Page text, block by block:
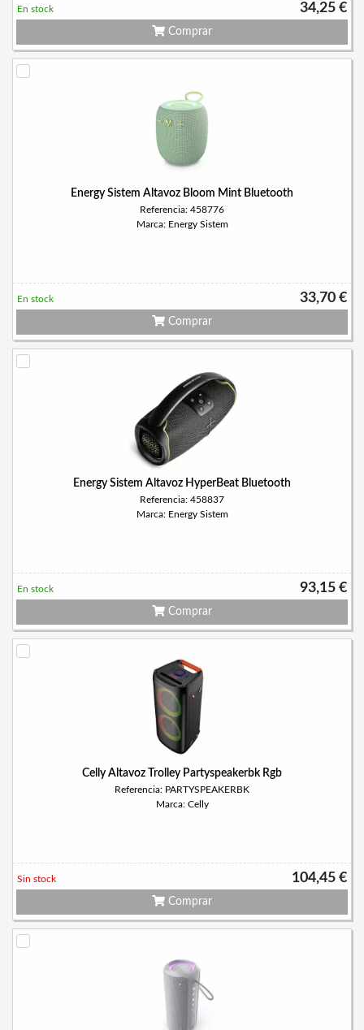
34,25 €
En stock
Comprar
Energy Sistem Altavoz Bloom Mint Bluetooth
Referencia: 458776
Marca: Energy Sistem
33,70 €
En stock
Comprar
Energy Sistem Altavoz HyperBeat Bluetooth
Referencia: 458837
Marca: Energy Sistem
93,15 €
En stock
Comprar
Celly Altavoz Trolley Partyspeakerbk Rgb
Referencia: PARTYSPEAKERBK
Marca: Celly
104,45 €
Sin stock
Comprar